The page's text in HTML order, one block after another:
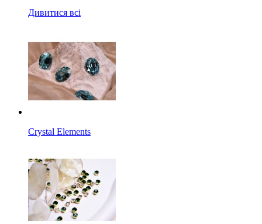
Дивитися всі
Crystal Elements